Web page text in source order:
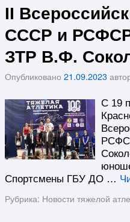
II
СССР и
ЗТР В.Ф.
Опубликовано 21.09.2023
C 19
Спортсмены ГБУ ДО …
Рубрика: Новости тяжелой